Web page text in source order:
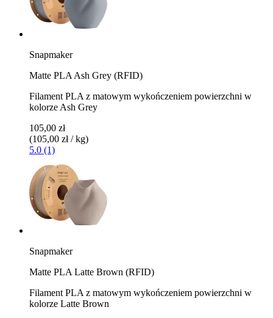
Snapmaker
Matte PLA Ash Grey (RFID)
Filament PLA z matowym wykończeniem powierzchni w
kolorze Ash Grey
105,00 zł
(105,00 zł / kg)
5.0 (1)
Snapmaker
Matte PLA Latte Brown (RFID)
Filament PLA z matowym wykończeniem powierzchni w
kolorze Latte Brown